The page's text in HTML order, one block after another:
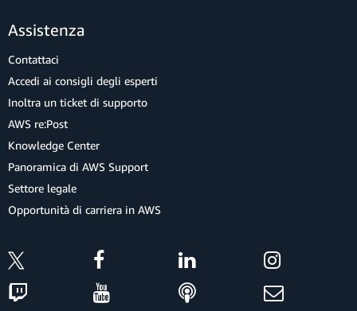
Assistenza
Contattaci
Accedi ai consigli degli esperti
Inoltra un ticket di supporto
AWS re:Post
Knowledge Center
Panoramica di AWS Support
Settore legale
Opportunità di carriera in AWS